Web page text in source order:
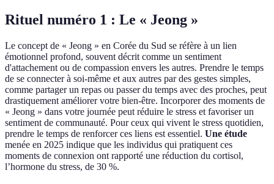
Rituel numéro 1 : Le « Jeong »
Le concept de « Jeong » en Corée du Sud se réfère à un lien
émotionnel profond, souvent décrit comme un sentiment
d'attachement ou de compassion envers les autres. Prendre le temps
de se connecter à soi-même et aux autres par des gestes simples,
comme partager un repas ou passer du temps avec des proches, peut
drastiquement améliorer votre bien-être. Incorporer des moments de
« Jeong » dans votre journée peut réduire le stress et favoriser un
sentiment de communauté. Pour ceux qui vivent le stress quotidien,
prendre le temps de renforcer ces liens est essentiel. Une étude
menée en 2025 indique que les individus qui pratiquent ces
moments de connexion ont rapporté une réduction du cortisol,
l’hormone du stress, de 30 %.